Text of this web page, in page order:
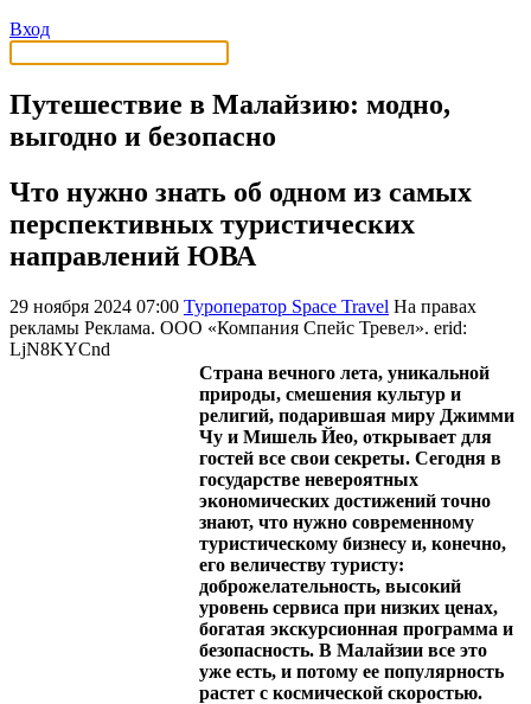
Вход
Путешествие в Малайзию: модно,
выгодно и безопасно
Что нужно знать об одном из самых
перспективных туристических
направлений ЮВА
29 ноября 2024 07:00 Туроператор Space Travel На правах
рекламы Реклама. ООО «Компания Спейс Тревел». erid:
LjN8KYCnd
Страна вечного лета, уникальной
природы, смешения культур и
религий, подарившая миру Джимми
Чу и Мишель Йео, открывает для
гостей все свои секреты. Сегодня в
государстве невероятных
экономических достижений точно
знают, что нужно современному
туристическому бизнесу и, конечно,
его величеству туристу:
доброжелательность, высокий
уровень сервиса при низких ценах,
богатая экскурсионная программа и
безопасность. В Малайзии все это
уже есть, и потому ее популярность
растет с космической скоростью.